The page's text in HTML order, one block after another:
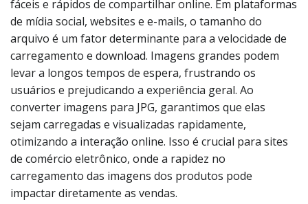
fáceis e rápidos de compartilhar online. Em plataformas
de mídia social, websites e e-mails, o tamanho do
arquivo é um fator determinante para a velocidade de
carregamento e download. Imagens grandes podem
levar a longos tempos de espera, frustrando os
usuários e prejudicando a experiência geral. Ao
converter imagens para JPG, garantimos que elas
sejam carregadas e visualizadas rapidamente,
otimizando a interação online. Isso é crucial para sites
de comércio eletrônico, onde a rapidez no
carregamento das imagens dos produtos pode
impactar diretamente as vendas.